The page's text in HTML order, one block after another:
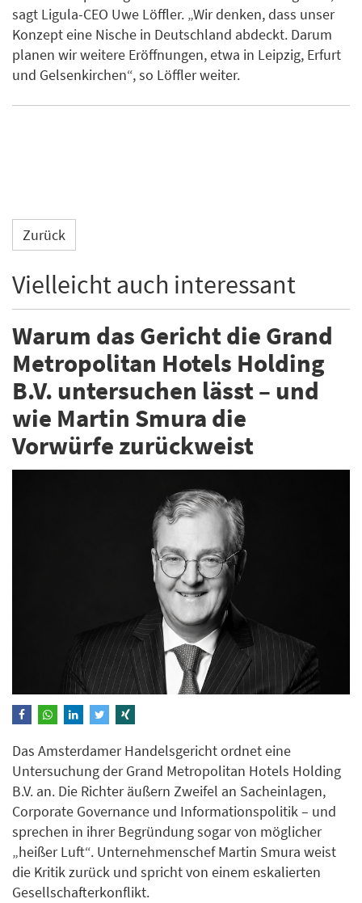
sagt Ligula-CEO Uwe Löffler. „Wir denken, dass unser
Konzept eine Nische in Deutschland abdeckt. Darum
planen wir weitere Eröffnungen, etwa in Leipzig, Erfurt
und Gelsenkirchen“, so Löffler weiter.
Zurück
Vielleicht auch interessant
Warum das Gericht die Grand
Metropolitan Hotels Holding
B.V. untersuchen lässt – und
wie Martin Smura die
Vorwürfe zurückweist
Das Amsterdamer Handelsgericht ordnet eine
Untersuchung der Grand Metropolitan Hotels Holding
B.V. an. Die Richter äußern Zweifel an Sacheinlagen,
Corporate Governance und Informationspolitik – und
sprechen in ihrer Begründung sogar von möglicher
„heißer Luft“. Unternehmenschef Martin Smura weist
die Kritik zurück und spricht von einem eskalierten
Gesellschafterkonflikt.